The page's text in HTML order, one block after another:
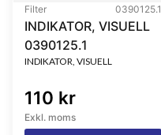
Filter 0390125.1
INDIKATOR, VISUELL
0390125.1
INDIKATOR, VISUELL
110 kr
Exkl. moms